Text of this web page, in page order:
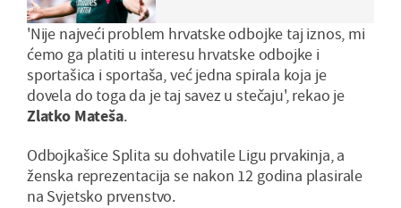
'Nije najveći problem hrvatske odbojke taj iznos, mi
ćemo ga platiti u interesu hrvatske odbojke i
sportašica i sportaša, već jedna spirala koja je
dovela do toga da je taj savez u stečaju', rekao je
Zlatko Mateša.
Odbojkašice Splita su dohvatile Ligu prvakinja, a
ženska reprezentacija se nakon 12 godina plasirale
na Svjetsko prvenstvo.